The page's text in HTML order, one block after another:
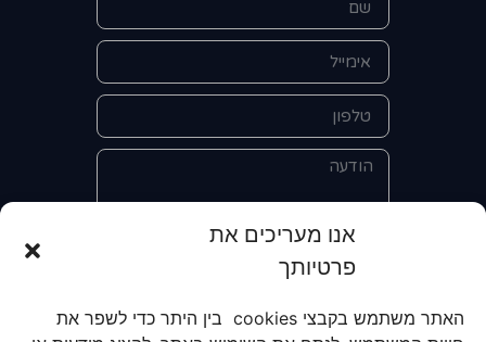
אנו מעריכים את
פרטיותך
האתר משתמש בקבצי cookies בין היתר כדי לשפר את
אני מאשר/ת את מסירת הפרטים
קבלת מידע על מוצרים, שירותים, מועדון